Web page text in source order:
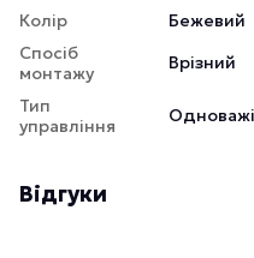
Колір
Бежевий
Спосіб
монтажу
Врізний
Тип
управління
Відгуки